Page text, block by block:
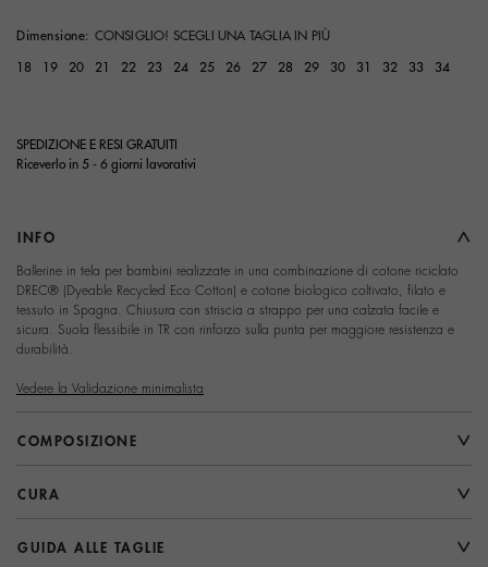
Dimensione: CONSIGLIO! SCEGLI UNA TAGLIA IN PIÙ
18 19 20 21 22 23 24 25 26 27 28 29 30 31 32 33 34
SPEDIZIONE E RESI GRATUITI
Riceverlo in 5 - 6 giorni lavorativi
INFO
Ballerine in tela per bambini realizzate in una combinazione di cotone riciclato
DREC® (Dyeable Recycled Eco Cotton) e cotone biologico coltivato, filato e
tessuto in Spagna. Chiusura con striscia a strappo per una calzata facile e
sicura. Suola flessibile in TR con rinforzo sulla punta per maggiore resistenza e
durabilità.
Vedere la Validazione minimalista
COMPOSIZIONE
CURA
GUIDA ALLE TAGLIE